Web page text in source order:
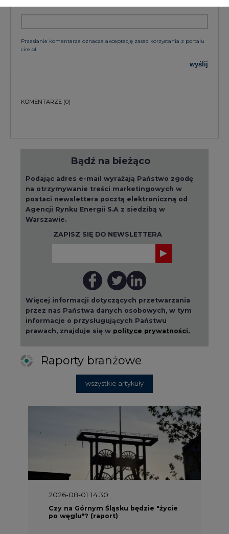
Przesłanie komentarza oznacza akceptację zasad korzystania z portalu
cire.pl
wyślij
KOMENTARZE (0)
Bądź na bieżąco
Podając adres e-mail wyrażają Państwo zgodę
na otrzymywanie treści marketingowych w
postaci newslettera pocztą elektroniczną od
Agencji Rynku Energii S.A z siedzibą w
Warszawie.
ZAPISZ SIĘ DO NEWSLETTERA
Więcej informacji dotyczących przetwarzania
przez nas Państwa danych osobowych, w tym
informacje o przysługujących Państwu
prawach, znajduje się w polityce prywatności.
Raporty branżowe
wszystkie artykuły
2026-08-01 14:30
Czy na Górnym Śląsku będzie "życie
po węglu"? (raport)